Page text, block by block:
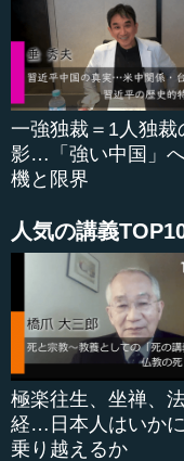
「抑制と均衡」とよ
メカニズムです。そ
「代表」の概念。も
す。そのうち今日は
たいと思います。
この「法の支配」と
ｏｆ Ｌａｗ”です。
れていることがあり
ｗ”なのですね。この
難しく、英語学者や
ます。
その代表的なのは、
ｎｍｅｎｔ ｏｆ
ｅ ｐｅｏｐｌｅ，
ますね。「人民のた
一強独裁＝1人独裁
影…「強い中国」
機と限界
人気の講義
極楽往生、坐禅、
経…日本人はいか
乗り越えるか